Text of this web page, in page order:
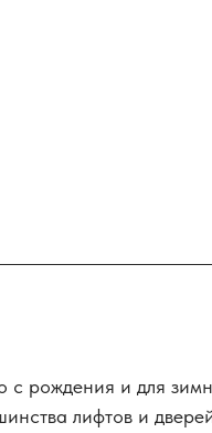
рождения и для
лифтов и